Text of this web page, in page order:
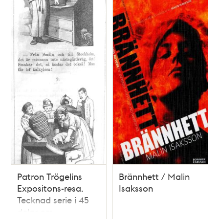
Patron Trögelins
Expositons-resa.
Tecknad serie i 45
delar om
Brännhett / Malin
Isaksson